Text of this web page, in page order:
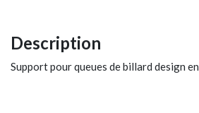
Description
Support pour queues de billard design